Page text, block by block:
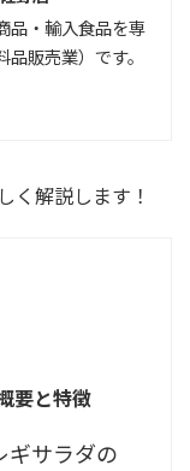
品・輸入食品を専
販売業）です。
く解説します！
要と特徴
ギサラダの